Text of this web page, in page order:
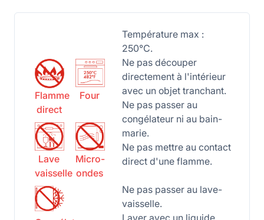
Flamme
direct
Four
Lave
vaisselle
Micro-
ondes
Température max :
250°C.
Ne pas découper
directement à l'intérieur
avec un objet tranchant.
Ne pas passer au
congélateur ni au bain-
marie.
Ne pas mettre au contact
direct d'une flamme.
Ne pas passer au lave-
vaisselle.
Laver avec un liquide